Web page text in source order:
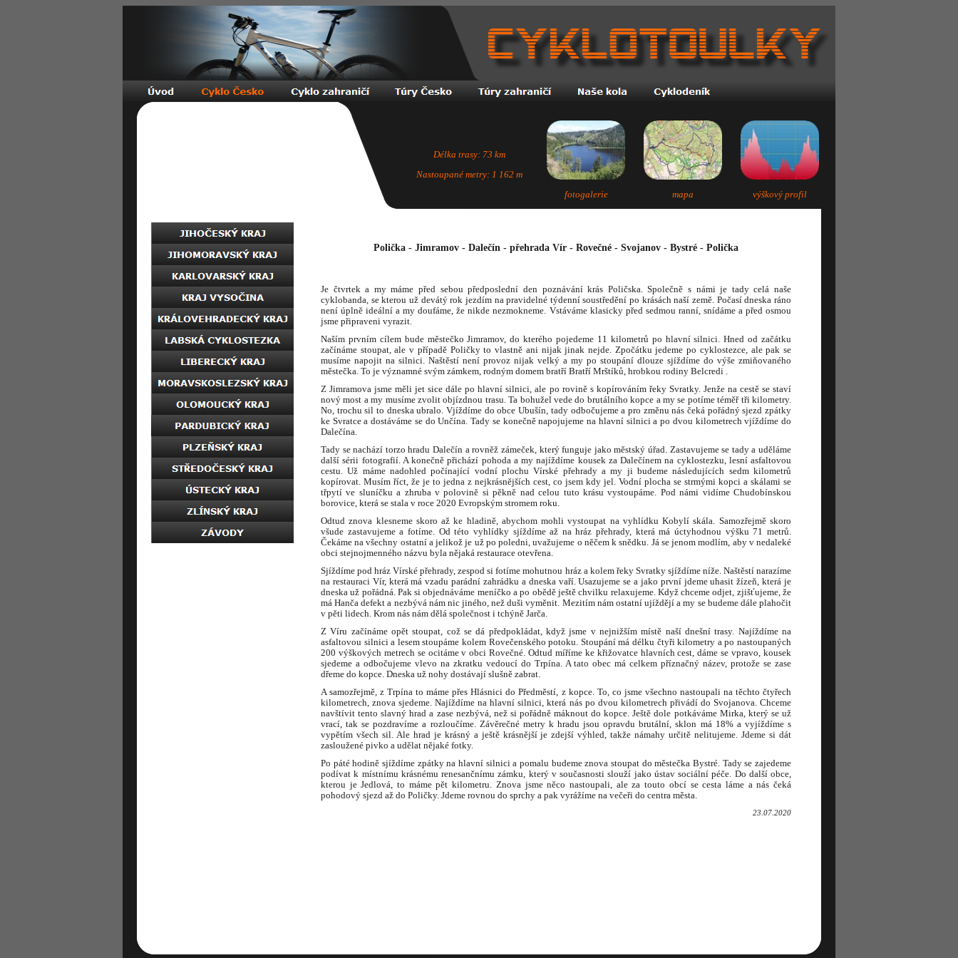
Polička - Jimramov - Dalečín - přehrada Vír - Rovečné - Svojanov - Bystré - Polička
Je čtvrtek a my máme před sebou předposlední den poznávání krás Poličska. Společně s námi je tady celá naše
cyklobanda, se kterou už devátý rok jezdím na pravidelné týdenní soustředění po krásách naší země. Počasí dneska ráno
není úplně ideální a my doufáme, že nikde nezmokneme. Vstáváme klasicky před sedmou ranní, snídáme a před osmou
jsme připraveni vyrazit.
Naším prvním cílem bude městečko Jimramov, do kterého pojedeme 11 kilometrů po hlavní silnici. Hned od začátku
začínáme stoupat, ale v případě Poličky to vlastně ani nijak jinak nejde. Zpočátku jedeme po cyklostezce, ale pak se
musíme napojit na silnici. Naštěstí není provoz nijak velký a my po stoupání dlouze sjíždíme do výše zmiňovaného
městečka. To je významné svým zámkem, rodným domem bratří Bratří Mrštíků, hrobkou rodiny Belcredi .
Z Jimramova jsme měli jet sice dále po hlavní silnici, ale po rovině s kopírováním řeky Svratky. Jenže na cestě se staví
nový most a my musíme zvolit objízdnou trasu. Ta bohužel vede do brutálního kopce a my se potíme téměř tři kilometry.
No, trochu sil to dneska ubralo. Vjíždíme do obce Ubušín, tady odbočujeme a pro změnu nás čeká pořádný sjezd zpátky
ke Svratce a dostáváme se do Unčína. Tady se konečně napojujeme na hlavní silnici a po dvou kilometrech vjíždíme do
Dalečína.
Tady se nachází torzo hradu Dalečín a rovněž zámeček, který funguje jako městský úřad. Zastavujeme se tady a uděláme
další sérii fotografií. A konečně přichází pohoda a my najíždíme kousek za Dalečínem na cyklostezku, lesní asfaltovou
cestu. Už máme nadohled počínající vodní plochu Vírské přehrady a my ji budeme následujících sedm kilometrů
kopírovat. Musím říct, že je to jedna z nejkrásnějších cest, co jsem kdy jel. Vodní plocha se strmými kopci a skálami se
třpytí ve sluníčku a zhruba v polovině si pěkně nad celou tuto krásu vystoupáme. Pod námi vidíme Chudobínskou
borovice, která se stala v roce 2020 Evropským stromem roku.
Odtud znova klesneme skoro až ke hladině, abychom mohli vystoupat na vyhlídku Kobylí skála. Samozřejmě skoro
všude zastavujeme a fotíme. Od této vyhlídky sjíždíme až na hráz přehrady, která má úctyhodnou výšku 71 metrů.
Čekáme na všechny ostatní a jelikož je už po poledni, uvažujeme o něčem k snědku. Já se jenom modlím, aby v nedaleké
obci stejnojmenného názvu byla nějaká restaurace otevřena.
Sjíždíme pod hráz Vírské přehrady, zespod si fotíme mohutnou hráz a kolem řeky Svratky sjíždíme níže. Naštěstí narazíme
na restauraci Vír, která má vzadu parádní zahrádku a dneska vaří. Usazujeme se a jako první jdeme uhasit žízeň, která je
dneska už pořádná. Pak si objednáváme meníčko a po obědě ještě chvilku relaxujeme. Když chceme odjet, zjišťujeme, že
má Hanča defekt a nezbývá nám nic jiného, než duši vyměnit. Mezitím nám ostatní ujíždějí a my se budeme dále plahočit
v pěti lidech. Krom nás nám dělá společnost i tchýně Jarča.
Z Víru začínáme opět stoupat, což se dá předpokládat, když jsme v nejnižším místě naší dnešní trasy. Najíždíme na
asfaltovou silnici a lesem stoupáme kolem Rovečenského potoku. Stoupání má délku čtyři kilometry a po nastoupaných
200 výškových metrech se ocitáme v obci Rovečné. Odtud míříme ke křižovatce hlavních cest, dáme se vpravo, kousek
sjedeme a odbočujeme vlevo na zkratku vedoucí do Trpína. A tato obec má celkem příznačný název, protože se zase
dřeme do kopce. Dneska už nohy dostávají slušně zabrat.
A samozřejmě, z Trpína to máme přes Hlásnici do Předměstí, z kopce. To, co jsme všechno nastoupali na těchto čtyřech
kilometrech, znova sjedeme. Najíždíme na hlavní silnici, která nás po dvou kilometrech přivádí do Svojanova. Chceme
navštívit tento slavný hrad a zase nezbývá, než si pořádně máknout do kopce. Ještě dole potkáváme Mirka, který se už
vrací, tak se pozdravíme a rozloučíme. Závěrečné metry k hradu jsou opravdu brutální, sklon má 18% a vyjíždíme s
vypětím všech sil. Ale hrad je krásný a ještě krásnější je zdejší výhled, takže námahy určitě nelitujeme. Jdeme si dát
zasloužené pivko a udělat nějaké fotky.
Po páté hodině sjíždíme zpátky na hlavní silnici a pomalu budeme znova stoupat do městečka Bystré. Tady se zajedeme
podívat k místnímu krásnému renesančnímu zámku, který v současnosti slouží jako ústav sociální péče. Do další obce,
kterou je Jedlová, to máme pět kilometru. Znova jsme něco nastoupali, ale za touto obcí se cesta láme a nás čeká
pohodový sjezd až do Poličky. Jdeme rovnou do sprchy a pak vyrážíme na večeři do centra města.
23.07.2020
Délka trasy: 73 km
Nastoupané metry: 1 162 m
fotogalerie
mapa výškový profil